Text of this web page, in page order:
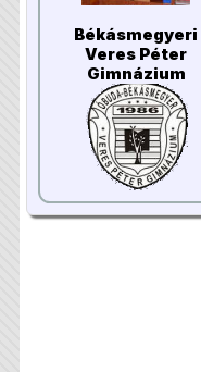
Békásmegyeri
Veres Péter
Gimnázium